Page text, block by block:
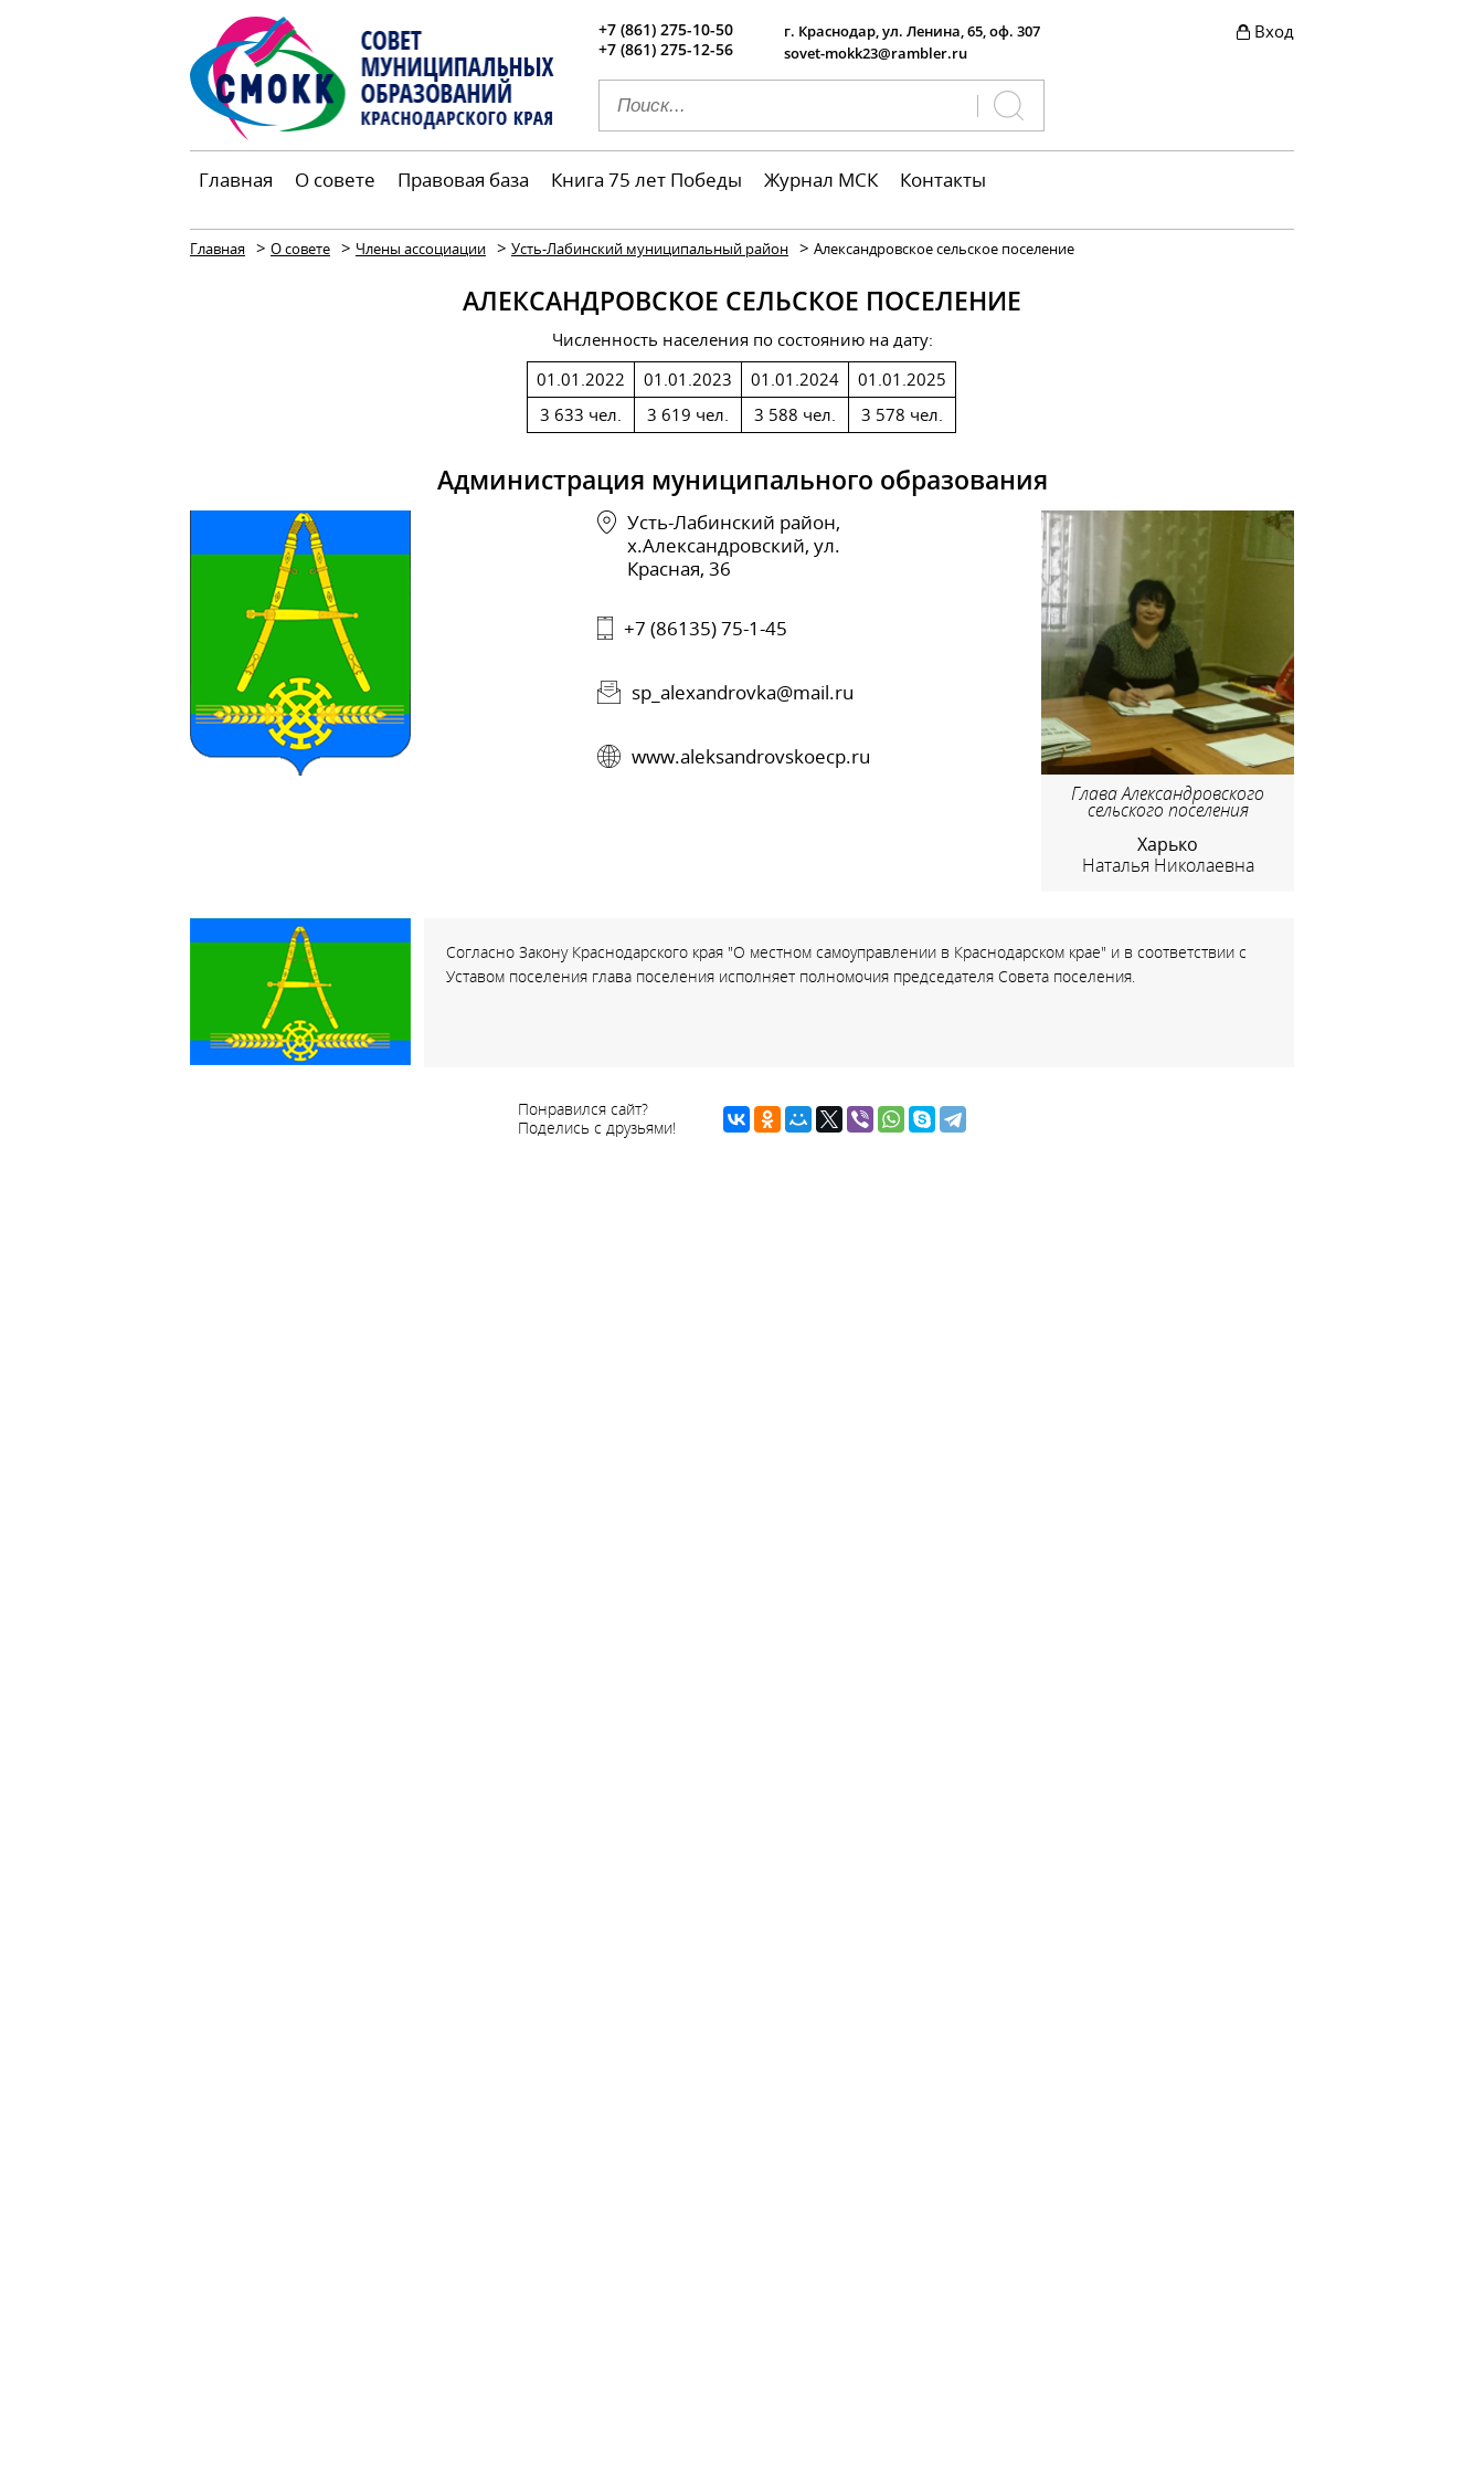
+7 (861) 275-10-50
+7 (861) 275-12-56
г. Краснодар, ул. Ленина, 65, оф. 307
sovet-mokk23@rambler.ru
Вход
Главная О совете Правовая база Книга 75 лет Победы Журнал МСК Контакты
Главная > О совете > Члены ассоциации > Усть-Лабинский муниципальный район > Александровское сельское поселение
АЛЕКСАНДРОВСКОЕ СЕЛЬСКОЕ ПОСЕЛЕНИЕ
Численность населения по состоянию на дату:
01.01.2022
3 633 чел.
01.01.2023
3 619 чел.
01.01.2024
3 588 чел.
01.01.2025
3 578 чел.
Администрация муниципального образования
Усть-Лабинский район,
х.Александровский, ул.
Красная, 36
+7 (86135) 75-1-45
sp_alexandrovka@mail.ru
www.aleksandrovskoecp.ru
Глава Александровского
сельского поселения
Харько
Наталья Николаевна
Согласно Закону Краснодарского края "О местном самоуправлении в Краснодарском крае" и в соответствии с
Уставом поселения глава поселения исполняет полномочия председателя Совета поселения.
Понравился сайт?
Поделись с друзьями!